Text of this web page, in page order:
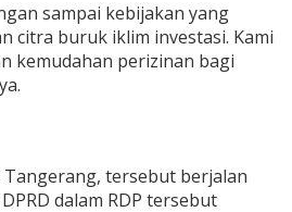
sampai kebijakan yang
citra buruk iklim investasi. Kami
kemudahan perizinan bagi
Tangerang, tersebut berjalan
dalam RDP tersebut